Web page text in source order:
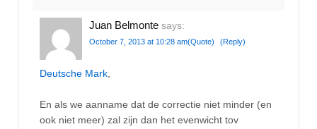
Juan Belmonte says:
October 7, 2013 at 10:28 am(Quote) (Reply)
Deutsche Mark
En als we aanname dat de correctie niet minder (en
ook niet meer) zal zijn dan het evenwicht tov